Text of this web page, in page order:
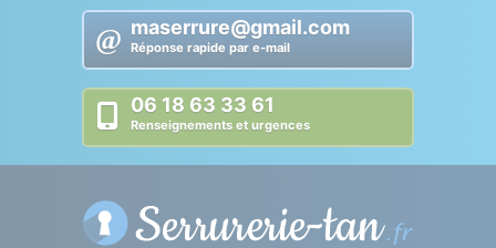
maserrure@gmail.com
Réponse rapide par e-mail
06 18 63 33 61
Renseignements et urgences